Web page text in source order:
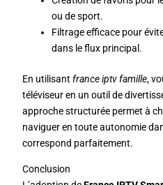
ou de sport.
Filtrage efficace pour
dans le flux principal.
En utilisant france iptv famille,
téléviseur en un outil de
approche structurée permet à
naviguer en toute autonomie
correspond parfaitement.
Conclusion